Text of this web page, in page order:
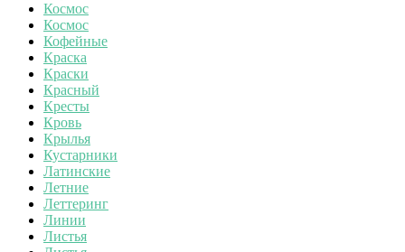
Космос
Космос
Кофейные
Краска
Краски
Красный
Кресты
Кровь
Крылья
Кустарники
Латинские
Летние
Леттеринг
Линии
Листья